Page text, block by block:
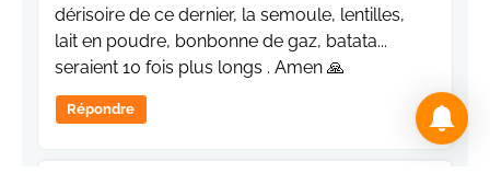
dérisoire de ce dernier, la semoule, lentilles,
lait en poudre, bonbonne de gaz, batata...
seraient 10 fois plus longs . Amen 🙏
Répondre